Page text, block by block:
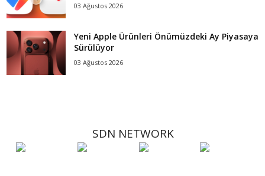
03 Ağustos 2026
Yeni Apple Ürünleri Önümüzdeki Ay Piyasaya
Sürülüyor
03 Ağustos 2026
SDN NETWORK